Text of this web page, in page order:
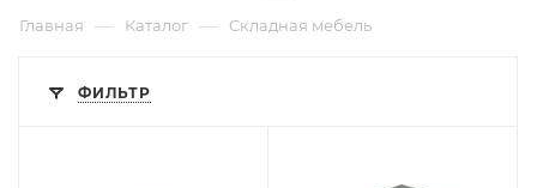
Главная — Каталог — Складная мебель
ФИЛЬТР